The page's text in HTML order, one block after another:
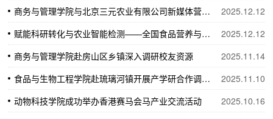
2025.12.12
商务与管理学院与北京三元农业有限公司新媒体营销项目正式签约
2025.12.12
赋能科研转化与农业智能检测——全国食品营养与安全产教融合共同体举办系列专题讲座
2025.11.14
商务与管理学院赴房山区乡镇深入调研校友资源
2025.11.10
食品与生物工程学院赴琉璃河镇开展产学研合作调研助力特色农产品发展
2025.10.16
动物科技学院成功举办香港赛马会马产业交流活动